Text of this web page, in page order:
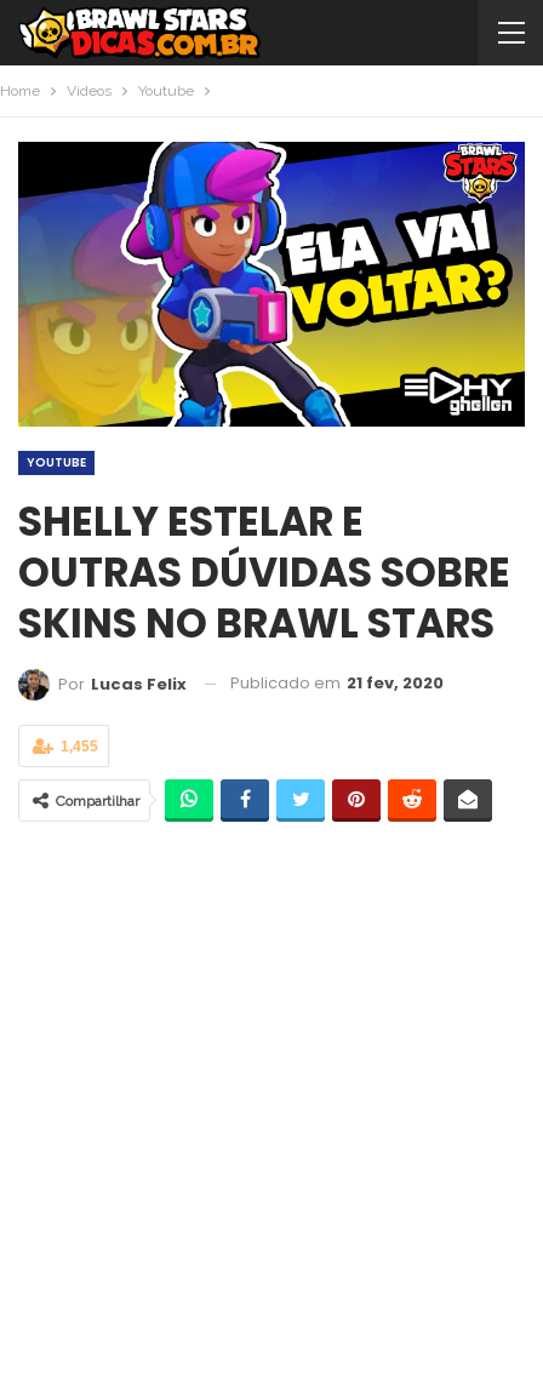
Home Videos Youtube
YOUTUBE
SHELLY ESTELAR E
OUTRAS DÚVIDAS SOBRE
SKINS NO BRAWL STARS
Por Lucas Felix Publicado em 21 fev, 2020
1,455
Compartilhar